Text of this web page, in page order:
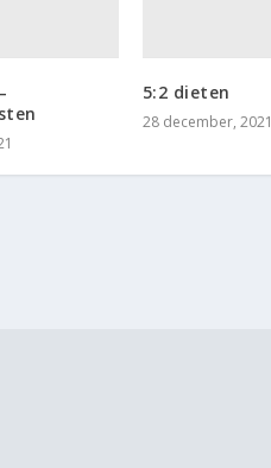
5:2 dieten
28 december, 2021